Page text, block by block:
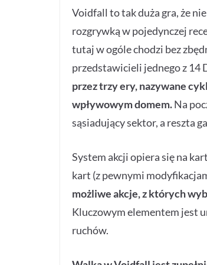
Voidfall to tak duża gra, że
rozgrywką w pojedynczej
tutaj w ogóle chodzi bez
przedstawicieli jednego z 14
przez trzy ery, nazywane
wpływowym domem.Na
sąsiadujący sektor, a reszta
System akcji opiera się na
kart (z pewnymi
możliwe akcje, z których
Kluczowym elementem jest
ruchów.